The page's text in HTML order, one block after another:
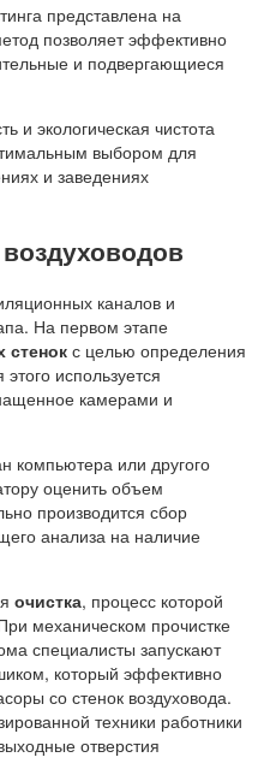
представлена на
позволяет эффективно
и подвергающиеся
и экологическая чистота
выбором для
и заведениях
каналов и
На первом этапе
стенок с целью определения
используется
камерами и
компьютера или другого
оценить объем
производится сбор
анализа на наличие
очистка, процесс которой
механическом прочистке
специалисты запускают
который эффективно
со стенок воздуховода.
техники работники
отверстия